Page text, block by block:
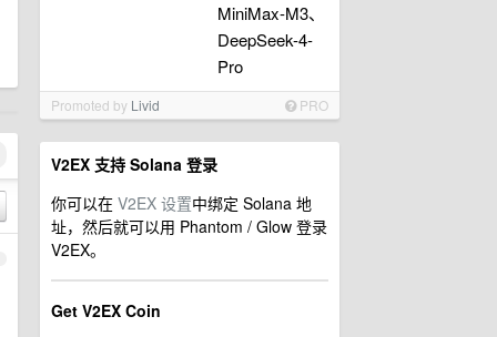
MiniMax-M3、
DeepSeek-4-
Pro
Promoted by Livid PRO
V2EX 支持 Solana 登录
你可以在 V2EX 设置中绑定 Solana 地
址，然后就可以用 Phantom / Glow 登录
V2EX。
Get V2EX Coin